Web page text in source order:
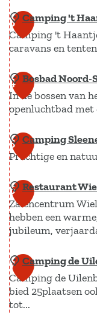
e
b
e
d
D
3
5
V
a
k
a
n
t
i
e
p
a
r
k
C
a
p
f
u
n
3 Camping 't
Camping 't
caravans en
C
a
m
p
i
n
g
'
t
H
a
a
n
t
4 Bosbad Noord-
In de bossen van
openluchtbad met
B
o
s
b
a
d
N
o
o
r
5 Camping
Prachtige en
C
a
m
p
i
n
g
S
6 Restaurant
Zalencentrum
hebben een
jubileum,
R
e
s
7 Camping de
Camping de
bied 25plaatsen
tot...